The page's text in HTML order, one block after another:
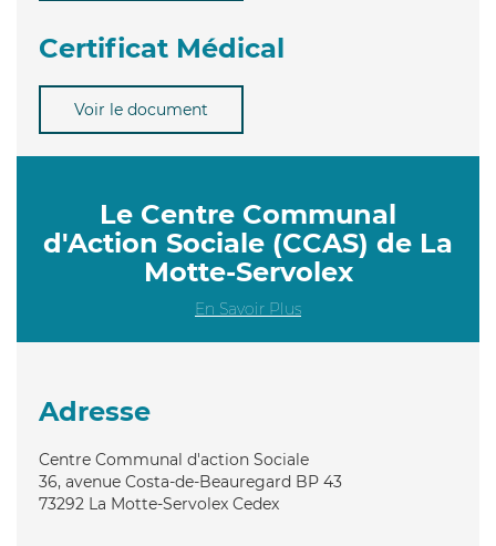
Certificat Médical
Voir le document
Le Centre Communal
d'Action Sociale (CCAS) de La
Motte-Servolex
En Savoir Plus
Adresse
Centre Communal d'action Sociale
36, avenue Costa-de-Beauregard BP 43
73292 La Motte-Servolex Cedex